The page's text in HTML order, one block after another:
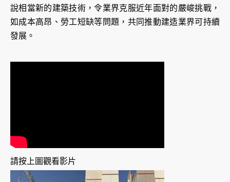
說相當新的建築技術，令業界克服近年面對的嚴峻挑戰，
如成本高昂、勞工短缺等問題，共同推動建造業界可持續
發展。
請按上圖觀看影片